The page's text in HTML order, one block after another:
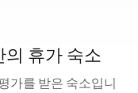
휴가 숙소
가를 받은 숙소입니